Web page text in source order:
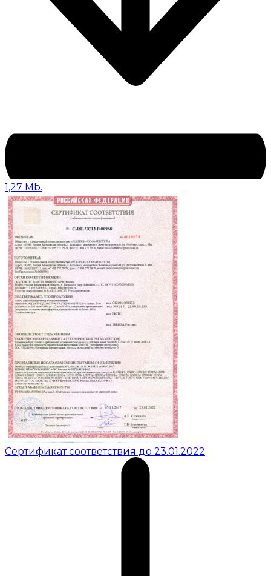
1,27 Mb.
Сертификат соответствия до 23.01.2022